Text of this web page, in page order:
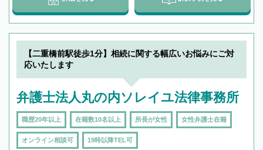
【二重橋前駅徒歩1分】相続に関する幅広いお悩みにご対
応いたします
弁護士法人丸の内ソレイユ法律事務所
職歴20年以上 在籍数10名以上 所長が女性 女性弁護士在籍
オンライン相談可 19時以降TEL可